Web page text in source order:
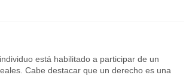
está habilitado a participar de un
Cabe destacar que un derecho es una